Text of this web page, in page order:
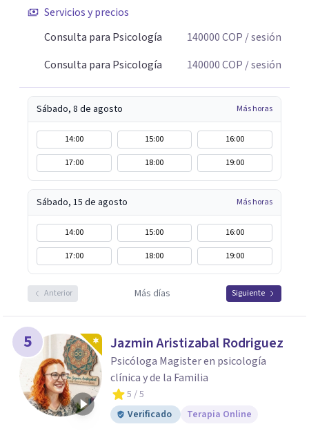
Servicios y precios
Consulta para Psicología
140000COP / sesión
Consulta para Psicología
140000COP / sesión
Sábado, 8 de agosto Más horas
14:00 15:00
16:00
17:00
18:00 19:00
Sábado, 15 de agosto Más horas
14:00 15:00
16:00
17:00
18:00 19:00
Anterior Más días Siguiente
5 Jazmin Aristizabal Rodriguez
Psicóloga Magister en psicología
clínica y de la Familia
5 / 5
Verificado
Terapia Online